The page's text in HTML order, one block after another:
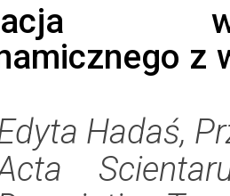
z
Hadaś,